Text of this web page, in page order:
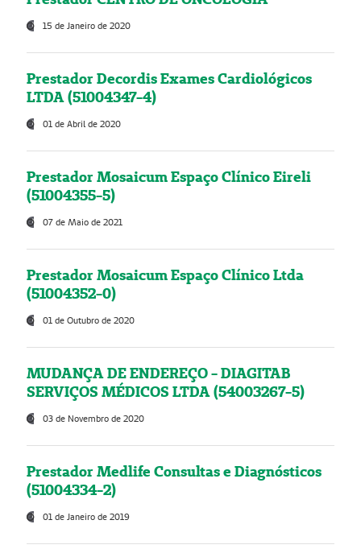
15 de Janeiro de 2020
Prestador Decordis Exames Cardiológicos
LTDA (51004347-4)
01 de Abril de 2020
Prestador Mosaicum Espaço Clínico Eireli
(51004355-5)
07 de Maio de 2021
Prestador Mosaicum Espaço Clínico Ltda
(51004352-0)
01 de Outubro de 2020
MUDANÇA DE ENDEREÇO - DIAGITAB
SERVIÇOS MÉDICOS LTDA (54003267-5)
03 de Novembro de 2020
Prestador Medlife Consultas e Diagnósticos
(51004334-2)
01 de Janeiro de 2019